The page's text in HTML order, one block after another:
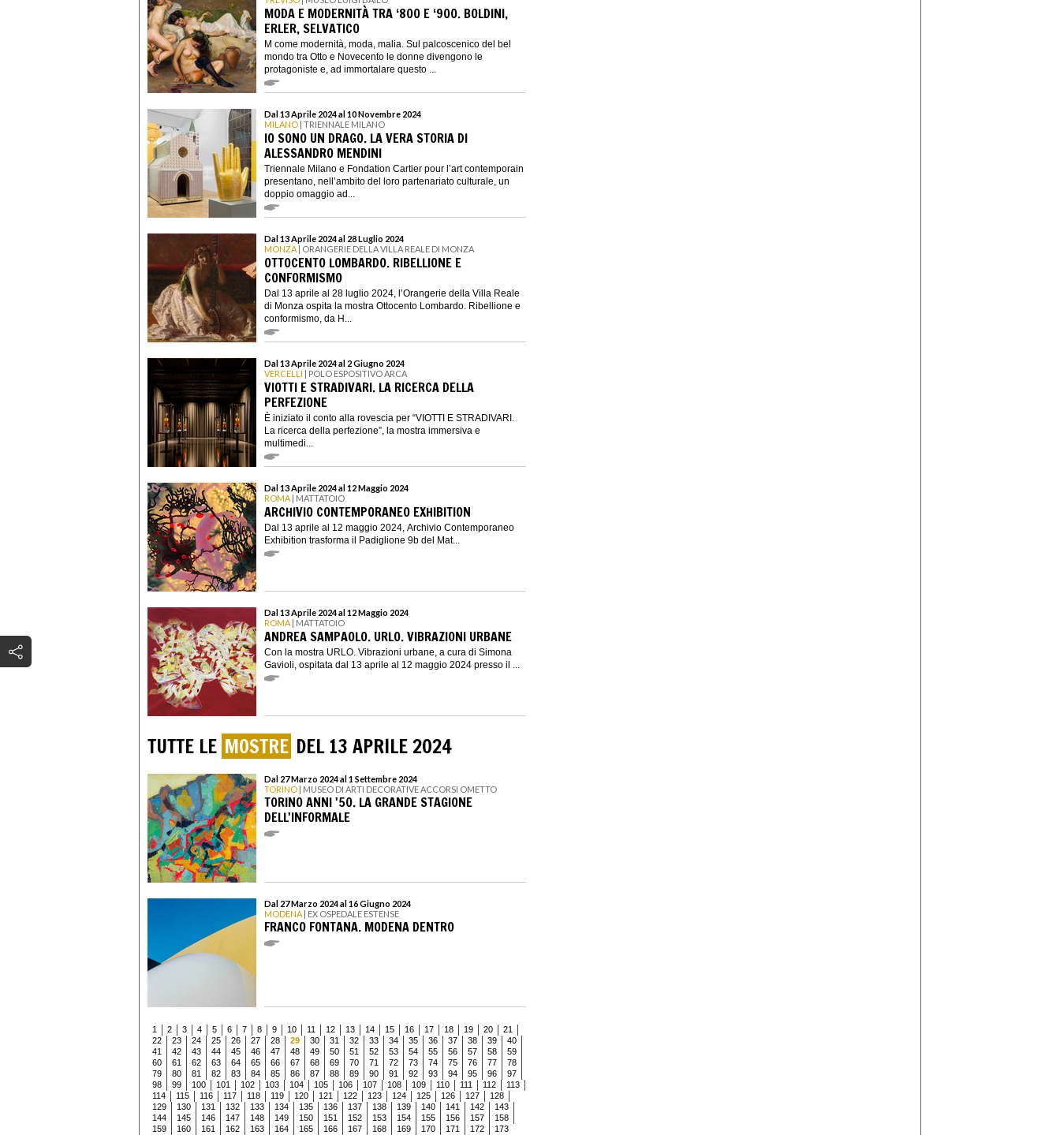
MODA E MODERNITÀ TRA ‘800 E ‘900. BOLDINI,
ERLER, SELVATICO
M come modernità, moda, malia. Sul palcoscenico del bel
mondo tra Otto e Novecento le donne divengono le
protagoniste e, ad immortalare questo ...
Dal 13 Aprile 2024 al 10 Novembre 2024
MILANO | TRIENNALE MILANO
IO SONO UN DRAGO. LA VERA STORIA DI
ALESSANDRO MENDINI
Triennale Milano e Fondation Cartier pour l’art contemporain
presentano, nell’ambito del loro partenariato culturale, un
doppio omaggio ad...
Dal 13 Aprile 2024 al 28 Luglio 2024
MONZA | ORANGERIE DELLA VILLA REALE DI MONZA
OTTOCENTO LOMBARDO. RIBELLIONE E
CONFORMISMO
Dal 13 aprile al 28 luglio 2024, l’Orangerie della Villa Reale
di Monza ospita la mostra Ottocento Lombardo. Ribellione e
conformismo, da H...
Dal 13 Aprile 2024 al 2 Giugno 2024
VERCELLI | POLO ESPOSITIVO ARCA
VIOTTI E STRADIVARI. LA RICERCA DELLA
PERFEZIONE
È iniziato il conto alla rovescia per “VIOTTI E STRADIVARI.
La ricerca della perfezione”, la mostra immersiva e
multimedi...
Dal 13 Aprile 2024 al 12 Maggio 2024
ROMA | MATTATOIO
ARCHIVIO CONTEMPORANEO EXHIBITION
Dal 13 aprile al 12 maggio 2024, Archivio Contemporaneo
Exhibition trasforma il Padiglione 9b del Mat...
Dal 13 Aprile 2024 al 12 Maggio 2024
ROMA | MATTATOIO
ANDREA SAMPAOLO. URLO. VIBRAZIONI URBANE
Con la mostra URLO. Vibrazioni urbane, a cura di Simona
Gavioli, ospitata dal 13 aprile al 12 maggio 2024 presso il ...
TUTTE LE MOSTRE DEL 13 APRILE 2024
Dal 27 Marzo 2024 al 1 Settembre 2024
TORINO | MUSEO DI ARTI DECORATIVE ACCORSI OMETTO
TORINO ANNI '50. LA GRANDE STAGIONE
DELL'INFORMALE
Dal 27 Marzo 2024 al 16 Giugno 2024
MODENA | EX OSPEDALE ESTENSE
FRANCO FONTANA. MODENA DENTRO
1 2 3 4 5 6 7 8 9 10 11 12 13 14 15 16 17 18 19 20
21
22
23 24 25 26 27 28 29 30 31 32 33 34 35 36 37 38 39
40
41
42 43 44 45 46 47 48 49 50 51 52 53 54 55 56 57 58
59
60
61 62 63 64 65 66 67 68 69 70 71 72 73 74 75 76 77
78
79
80 81 82 83 84 85 86 87 88 89 90 91 92 93 94 95 96
97
98
99 100 101 102 103 104 105 106 107 108 109 110 111 112
113
114
115 116 117 118 119 120 121 122 123 124 125 126 127
128
129
130 131 132 133 134 135 136 137 138 139 140 141 142
143
144
145 146 147 148 149 150 151 152 153 154 155 156 157
158
159
160 161 162 163 164 165 166 167 168 169 170 171 172
173